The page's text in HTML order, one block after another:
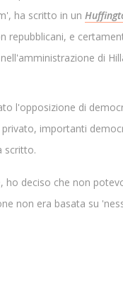
ha scritto in un
repubblicani, e
di
l'opposizione di
importanti
scritto.
ho deciso che non
non era basata su